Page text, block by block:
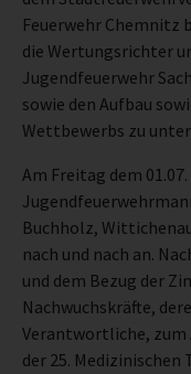
Feuerwehr Chemnitz
die Wertungsrichter
Jugendfeuerwehr
sowie den Aufbau
Wettbewerbs zu
Am Freitag dem
Buchholz,
nach und nach an.
und dem Bezug der
Nachwuchskräfte,
Verantwortliche, zum
der 25.